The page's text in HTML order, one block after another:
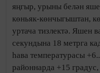
яңгыр, урыны белән
көньяк-көнчыгыштан,
уртача тизлектә. Яшен
секундына 18 метрга
һава температурасы
районнарда +15